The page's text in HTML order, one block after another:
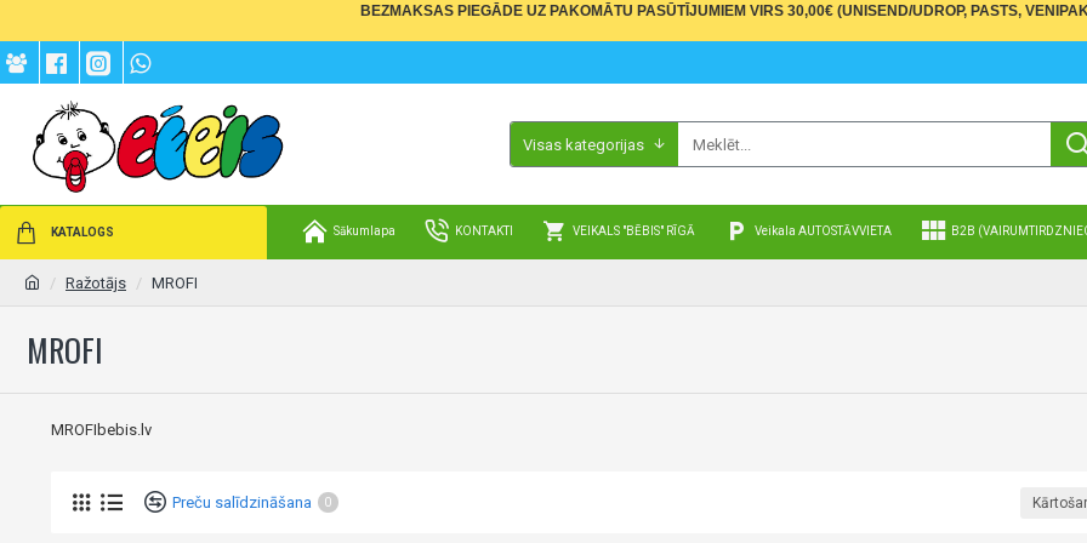
BEZMAKSAS PIEGĀDE UZ PAKOMĀTU PASŪTĪJUMIEM VIRS 30,00€ (UNISEND/UDROP, PASTS,
Visas kategorijas
KATALOGS Sākumlapa KONTAKTI VEIKALS "BĒBIS" RĪGĀ Veikala AUTOSTĀVVIETA B2B
Ražotājs MROFI
MROFI
MROFIbebis.lv
Preču salīdzināšana 0